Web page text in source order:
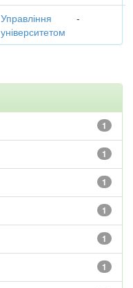
Управління
університетом
-
1
1
1
1
1
1